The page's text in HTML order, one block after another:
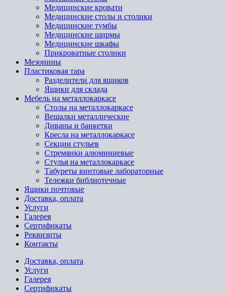
Медицинские кровати
Медицинские столы и столики
Медицинские тумбы
Медицинские ширмы
Медицинские шкафы
Прикроватные столики
Мезонины
Пластиковая тара
Разделители для ящиков
Ящики для склада
Мебель на металлокаркасе
Cтолы на металлокаркасе
Вешалки металлические
Диваны и банкетки
Кресла на металлокаркасе
Секции стульев
Стремянки алюминиевые
Стулья на металлокаркасе
Табуреты винтовые лабораторные
Тележки библиотечные
Ящики почтовые
Доставка, оплата
Услуги
Галерея
Сертификаты
Реквизиты
Контакты
Доставка, оплата
Услуги
Галерея
Сертификаты